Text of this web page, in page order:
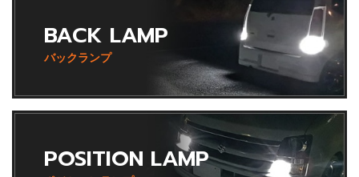
BACK LAMP
バックランプ
POSITION LAMP